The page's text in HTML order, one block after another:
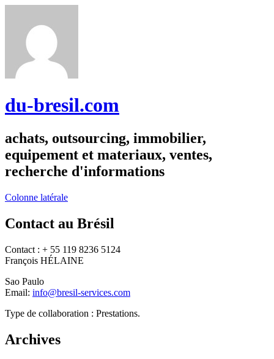
du-bresil.com
achats, outsourcing, immobilier,
equipement et materiaux, ventes,
recherche d'informations
Colonne latérale
Contact au Brésil
Contact : + 55 119 8236 5124
François HÉLAINE
Sao Paulo
Email: info@bresil-services.com
Type de collaboration : Prestations.
Archives